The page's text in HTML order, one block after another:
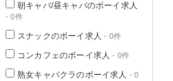
朝キャバ/昼キャバのボーイ求人
- 0件
スナックのボーイ求人 - 0件
コンカフェのボーイ求人 - 0件
熟女キャバクラのボーイ求人 - 0
茨城県